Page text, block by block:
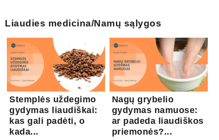
Liaudies medicina/Namų sąlygos
Stemplės uždegimo
gydymas liaudiškai:
kas gali padėti, o
kada...
Nagų grybelio
gydymas namuose:
ar padeda liaudiškos
priemonės?...